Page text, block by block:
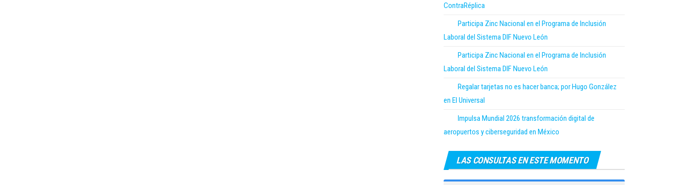
ContraRéplica
Participa Zinc Nacional en el Programa de Inclusión
Laboral del Sistema DIF Nuevo León
Participa Zinc Nacional en el Programa de Inclusión
Laboral del Sistema DIF Nuevo León
Regalar tarjetas no es hacer banca; por Hugo González
en El Universal
Impulsa Mundial 2026 transformación digital de
aeropuertos y ciberseguridad en México
LAS CONSULTAS EN ESTE MOMENTO